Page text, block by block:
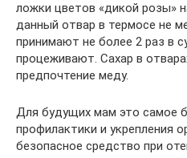
ложки цветов «дикой розы»
данный отвар в термосе не
принимают не более 2 раз в
процеживают. Сахар в
предпочтение меду.
Для будущих мам это самое
профилактики и укрепления
безопасное средство при